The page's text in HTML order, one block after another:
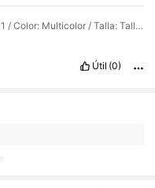
Tipo de Estilo: Estilo 1 / Color: Multicolor / Talla: Talla única 1
Útil (0)